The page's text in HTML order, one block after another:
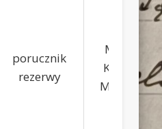
porucznik
rezerwy
Marian,
Karolina
Misiewicz